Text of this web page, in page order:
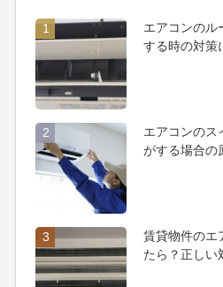
1
エアコンのル
する時の対策
2
エアコンのス
がする場合の
3
賃貸物件のエ
たら？正しい